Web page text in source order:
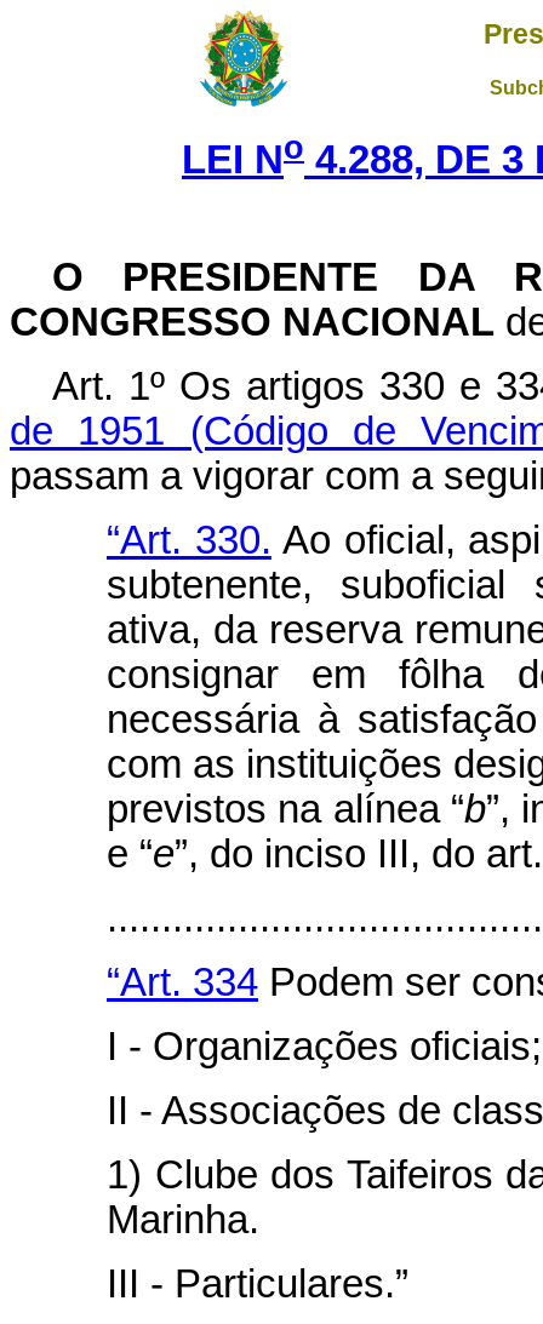
LEI No 4.288, DE 3
O PRESIDENTE DA
CONGRESSO NACIONAL
Art. 1º Os artigos 330 e
de 1951 (Código de
passam a vigorar com a
“Art. 330. Ao oficial,
subtenente,
ativa, da reserva
consignar em fôlha
necessária à
com as instituições
previstos na alínea “b”,
e “e”, do inciso III, do
“Art. 334 Podem ser
I - Organizações oficiais;
II - Associações de
1) Clube dos Taifeiros
Marinha.
III - Particulares.”